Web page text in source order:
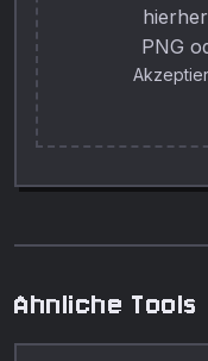
PNG
Ahnliche Tools